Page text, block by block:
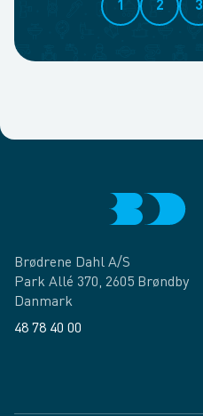
1 2 3
Brødrene Dahl A/S
Park Allé 370, 2605 Brøndby
Danmark
48 78 40 00